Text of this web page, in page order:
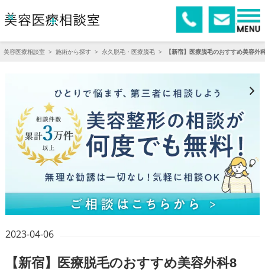
美容医療相談室 > 施術から探す > 永久脱毛・医療脱毛 > 【新宿】医療脱毛のおすすめ美容
2023-04-06
【新宿】医療脱毛のおすすめ美容外科8